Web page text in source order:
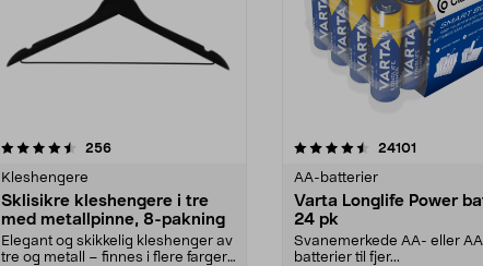
256anmeldelser
Kleshengere
Sklisikre kleshengere i tre
med metallpinne, 8-pakning
Elegant og skikkelig kleshenger av
tre og metall – finnes i flere farger.
4.5av 5 stjerner 24101
AA-batterier
Varta Longlife Power
24 pk
Svanemerkede AA- eller
batterier til fjer...
4.5av 5 stjerner